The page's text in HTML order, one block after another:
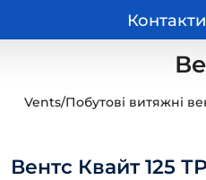
Контакти
Vents/Побутові витяжні
Вентс Квайт 125 ТР